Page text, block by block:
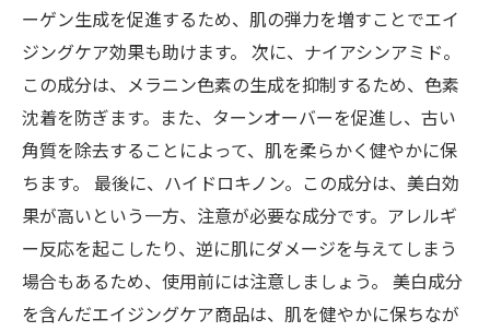
ーゲン生成を促進するため、肌の弾力を増すことでエイ
ジングケア効果も助けます。 次に、ナイアシンアミド。
この成分は、メラニン色素の生成を抑制するため、色素
沈着を防ぎます。また、ターンオーバーを促進し、古い
角質を除去することによって、肌を柔らかく健やかに保
ちます。 最後に、ハイドロキノン。この成分は、美白効
果が高いという一方、注意が必要な成分です。アレルギ
ー反応を起こしたり、逆に肌にダメージを与えてしまう
場合もあるため、使用前には注意しましょう。 美白成分
を含んだエイジングケア商品は、肌を健やかに保ちなが